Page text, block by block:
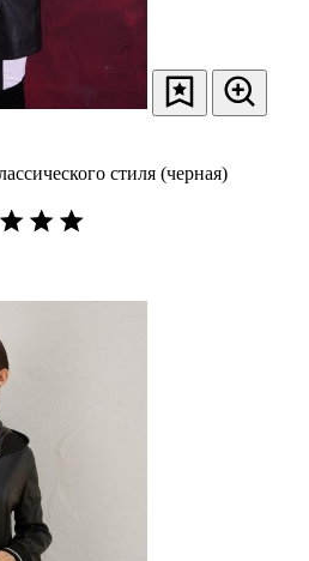
стиля (черная)